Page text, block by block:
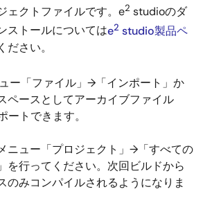
ェクトファイルです。e2 studioのダ
ストールについてはe2 studio製品ペ
ださい。
ー「ファイル」→「インポート」か
ペースとしてアーカイブファイル
トできます。
ニュー「プロジェクト」→「すべての
を行ってください。次回ビルドから
のみコンパイルされるようになりま